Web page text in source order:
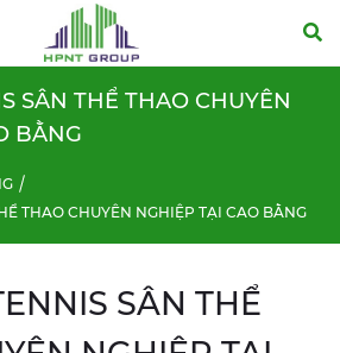
SÂN THỂ THAO CHUYÊN
BẰNG
THAO CHUYÊN NGHIỆP TẠI CAO BẰNG
SÂN THỂ